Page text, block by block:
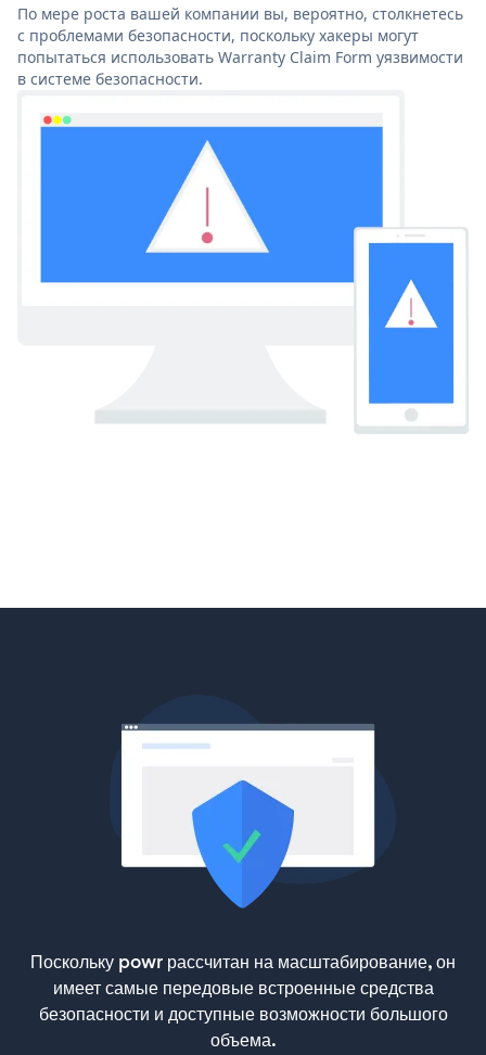
По мере роста вашей компании вы, вероятно, столкнетесь
с проблемами безопасности, поскольку хакеры могут
попытаться использовать Warranty Claim Form уязвимости
в системе безопасности.
Поскольку powr рассчитан на масштабирование, он
имеет самые передовые встроенные средства
безопасности и доступные возможности большого
объема.